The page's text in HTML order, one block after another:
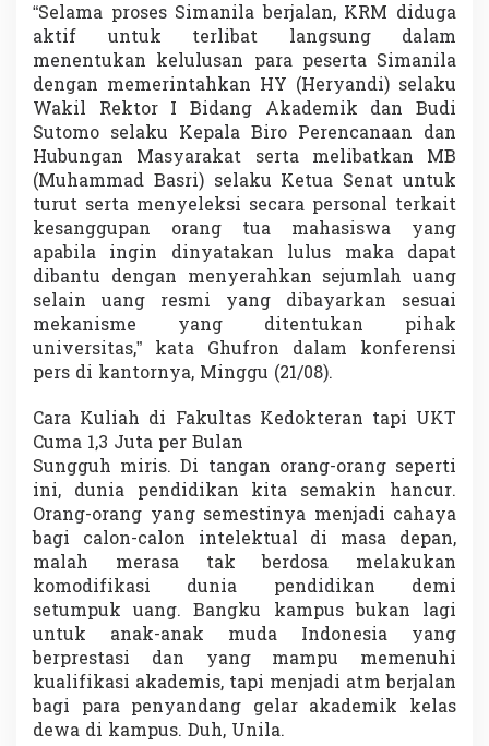
“Selama proses Simanila berjalan, KRM diduga
aktif untuk terlibat langsung dalam
menentukan kelulusan para peserta Simanila
dengan memerintahkan HY (Heryandi) selaku
Wakil Rektor I Bidang Akademik dan Budi
Sutomo selaku Kepala Biro Perencanaan dan
Hubungan Masyarakat serta melibatkan MB
(Muhammad Basri) selaku Ketua Senat untuk
turut serta menyeleksi secara personal terkait
kesanggupan orang tua mahasiswa yang
apabila ingin dinyatakan lulus maka dapat
dibantu dengan menyerahkan sejumlah uang
selain uang resmi yang dibayarkan sesuai
mekanisme yang ditentukan pihak
universitas,” kata Ghufron dalam konferensi
pers di kantornya, Minggu (21/08).
Cara Kuliah di Fakultas Kedokteran tapi UKT
Cuma 1,3 Juta per Bulan
Sungguh miris. Di tangan orang-orang seperti
ini, dunia pendidikan kita semakin hancur.
Orang-orang yang semestinya menjadi cahaya
bagi calon-calon intelektual di masa depan,
malah merasa tak berdosa melakukan
komodifikasi dunia pendidikan demi
setumpuk uang. Bangku kampus bukan lagi
untuk anak-anak muda Indonesia yang
berprestasi dan yang mampu memenuhi
kualifikasi akademis, tapi menjadi atm berjalan
bagi para penyandang gelar akademik kelas
dewa di kampus. Duh, Unila.